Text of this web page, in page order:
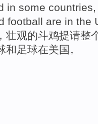
in some
football are in the
， 壮观的斗鸡提请整
和 足球在美国 。